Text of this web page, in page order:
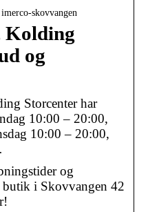
skovvangen
Kolding
og
Storcenter har
10:00 – 20:00,
10:00 – 20:00,
og
i Skovvangen 42